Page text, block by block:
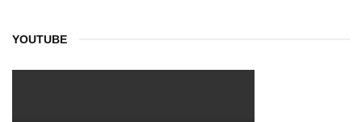
YOUTUBE